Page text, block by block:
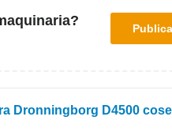
Dronningborg D4500